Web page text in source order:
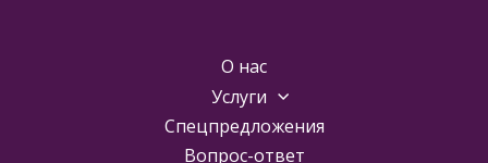
О нас
Услуги
Спецпредложения
Вопрос-ответ